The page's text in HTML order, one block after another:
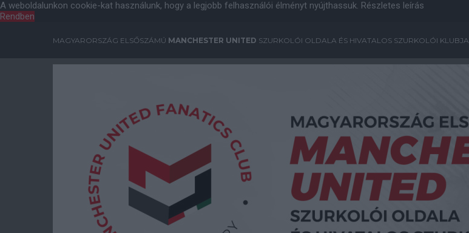
A weboldalunkon cookie-kat használunk, hogy a legjobb felhasználói élményt nyújthassuk. Részletes leírás
Rendben
MAGYARORSZÁG ELSŐSZÁMÚ MANCHESTER UNITED SZURKOLÓI OLDALA ÉS HIVATALOS SZURKOLÓI KLUBJA